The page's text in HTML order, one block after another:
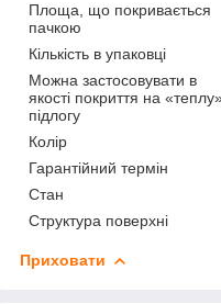
Площа, що покривається
пачкою
Кількість в упаковці
Можна застосовувати в
якості покриття на
підлогу
Колір
Гарантійний термін
Стан
Структура поверхні
Приховати